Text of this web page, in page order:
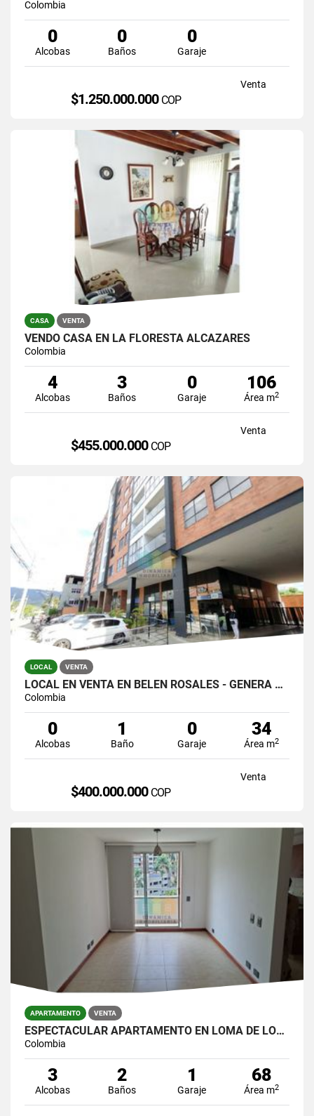
Colombia
0
Alcobas
0
Baños
0
Garaje
Venta
$1.250.000.000 COP
CASA VENTA
VENDO CASA EN LA FLORESTA ALCAZARES
Colombia
4
Alcobas
3
Baños
0
Garaje
106
Área m2
Venta
$455.000.000 COP
LOCAL VENTA
LOCAL EN VENTA EN BELEN ROSALES - GENERA RENTA
Colombia
0
Alcobas
1
Baño
0
Garaje
34
Área m2
Venta
$400.000.000 COP
APARTAMENTO VENTA
ESPECTACULAR APARTAMENTO EN LOMA DE LOS BERNAL
Colombia
3
Alcobas
2
Baños
1
Garaje
68
Área m2